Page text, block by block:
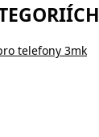
telefony 3mk